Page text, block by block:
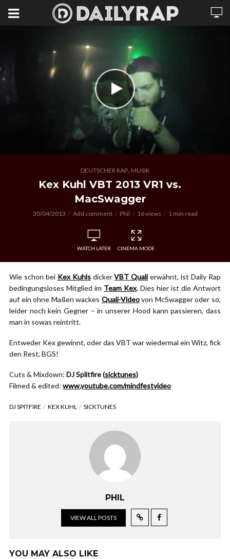
DEUTSCHER RAP, MUSIK
Kex Kuhl VBT 2013 VR1 vs.
MacSwagger
30/04/2013 Add comment Phil 16 views 1 min read
WATCH LATER CINEMA MODE
Wie schon bei Kex KuhlsdickerVBT Qualierwähnt, ist Daily Rap
bedingungsloses Mitglied im Team Kex. Dies hier ist die Antwort
auf ein ohne Maßen wackes Quali-Videovon McSwagger oder so,
leider noch kein Gegner – in unserer Hood kann passieren, dass
man in sowas reintritt.
Entweder Kex gewinnt, oder das VBT war wiedermal ein Witz, fick
den Rest, BGS!
Cuts & Mixdown: DJ Splitfire (sicktunes)
Filmed & edited: www.youtube.com/mindfestvideo
DJ SPITFIRE KEX KUHL SICKTUNES
PHIL
VIEW ALL POSTS
YOU MAY ALSO LIKE